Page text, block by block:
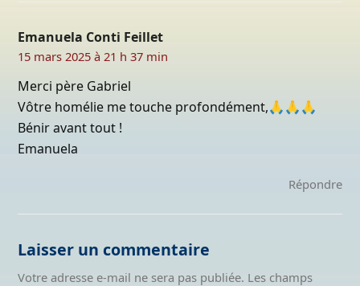
Emanuela Conti Feillet
15 mars 2025 à 21 h 37 min
Merci père Gabriel
Vôtre homélie me touche profondément,🙏🙏🙏
Bénir avant tout !
Emanuela
Répondre
Laisser un commentaire
Votre adresse e-mail ne sera pas publiée. Les champs